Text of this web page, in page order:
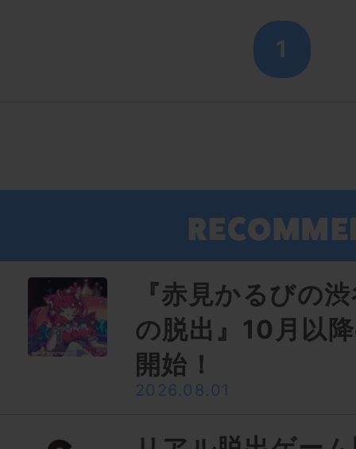
1
『赤見かるびの
の脱出』10月以
開始！
2026.08.01